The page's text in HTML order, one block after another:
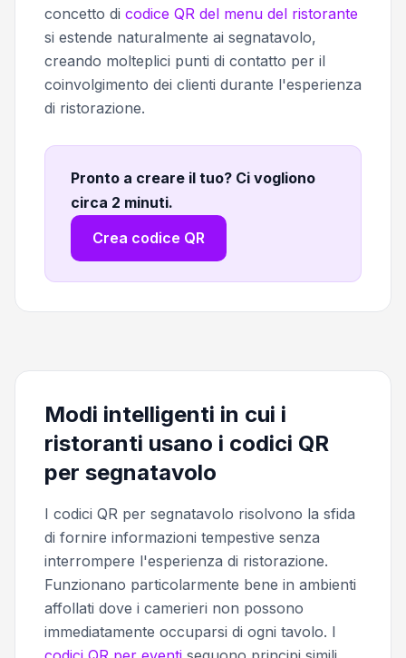
concetto di codice QR del menu del ristorante
si estende naturalmente ai segnatavolo,
creando molteplici punti di contatto per il
coinvolgimento dei clienti durante l'esperienza
di ristorazione.
Pronto a creare il tuo? Ci vogliono
circa 2 minuti.
Crea codice QR
Modi intelligenti in cui i
ristoranti usano i codici QR
per segnatavolo
I codici QR per segnatavolo risolvono la sfida
di fornire informazioni tempestive senza
interrompere l'esperienza di ristorazione.
Funzionano particolarmente bene in ambienti
affollati dove i camerieri non possono
immediatamente occuparsi di ogni tavolo. I